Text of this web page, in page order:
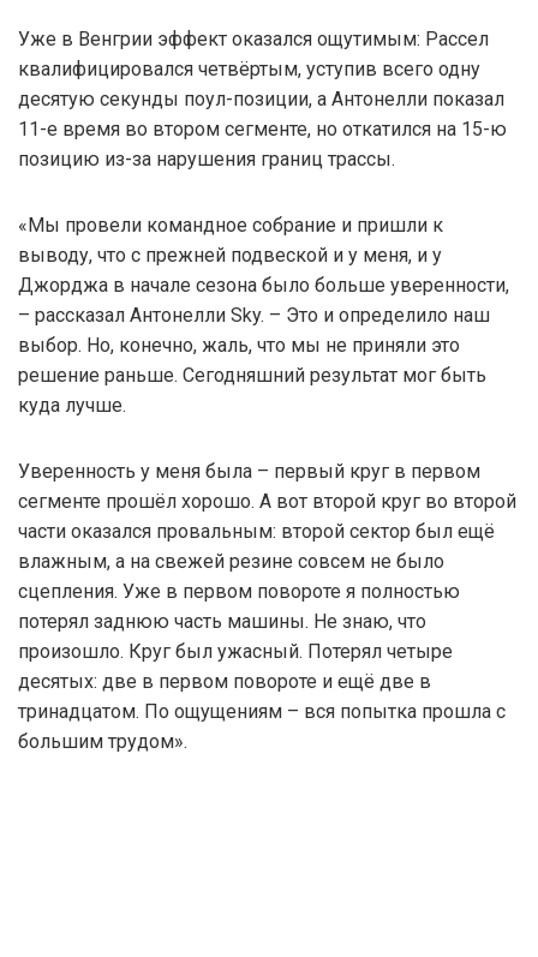
Уже в Венгрии эффект оказался ощутимым: Рассел
квалифицировался четвёртым, уступив всего одну
десятую секунды поул-позиции, а Антонелли показал
11-е время во втором сегменте, но откатился на 15-ю
позицию из-за нарушения границ трассы.
«Мы провели командное собрание и пришли к
выводу, что с прежней подвеской и у меня, и у
Джорджа в начале сезона было больше уверенности,
– рассказал Антонелли Sky. – Это и определило наш
выбор. Но, конечно, жаль, что мы не приняли это
решение раньше. Сегодняшний результат мог быть
куда лучше.
Уверенность у меня была – первый круг в первом
сегменте прошёл хорошо. А вот второй круг во второй
части оказался провальным: второй сектор был ещё
влажным, а на свежей резине совсем не было
сцепления. Уже в первом повороте я полностью
потерял заднюю часть машины. Не знаю, что
произошло. Круг был ужасный. Потерял четыре
десятых: две в первом повороте и ещё две в
тринадцатом. По ощущениям – вся попытка прошла с
большим трудом».